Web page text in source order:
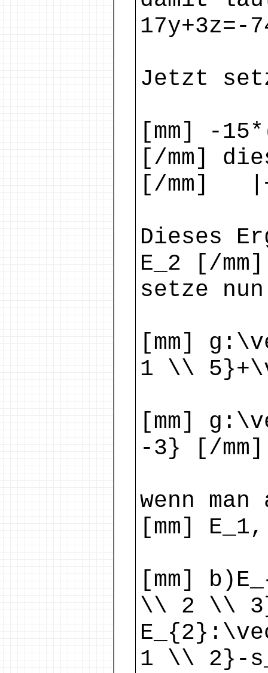
17y+3z=-
Jetzt
[mm] -
[/mm]
[/mm]
Dieses
E_2 [/
setze
[mm]
1 \\
[mm]
-3} [/mm]
wenn
[mm]
[mm]
\\ 2 \\
1 \\ 2}-